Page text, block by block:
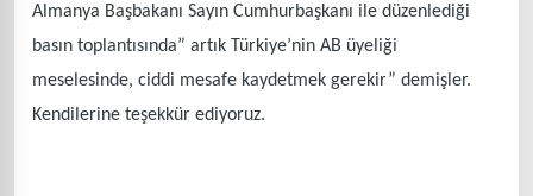
Almanya Başbakanı Sayın Cumhurbaşkanı ile düzenlediği
basın toplantısında” artık Türkiye’nin AB üyeliği
meselesinde, ciddi mesafe kaydetmek gerekir” demişler.
Kendilerine teşekkür ediyoruz.